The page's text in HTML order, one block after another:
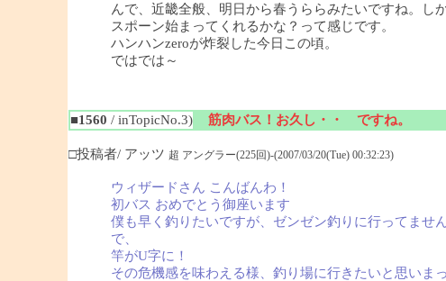
んで、近畿全般、明日から春うららみたいですね。し
スポーン始まってくれるかな？って感じです。
ハンハンzeroが炸裂した今日この頃。
ではでは～
■1560 / inTopicNo.3) 筋肉バス！お久し・・ ですね。
□投稿者/ アッツ 超 アングラー(225回)-(2007/03/20(Tue) 00:32:23)
ウィザードさん こんばんわ！
初バス おめでとう御座います
僕も早く釣りたいですが、ゼンゼン釣りに行ってませ
で、
竿がU字に！
その危機感を味わえる様、釣り場に行きたいと思いま